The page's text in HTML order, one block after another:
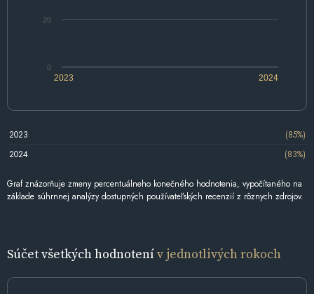
2023 2024
0
20
2023
(85%)
2024
(83%)
Graf znázorňuje zmeny percentuálneho konečného hodnotenia, vypočítaného na
základe súhrnnej analýzy dostupných používateľských recenzií z rôznych zdrojov.
Súčet všetkých hodnotenív jednotlivých rokoch